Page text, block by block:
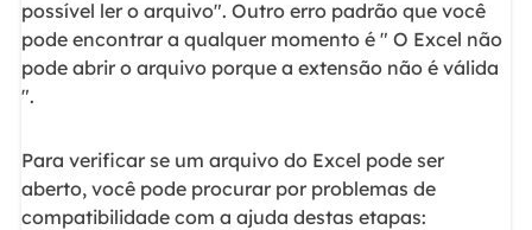
possível ler o arquivo". Outro erro padrão que você
pode encontrar a qualquer momento é " O Excel não
pode abrir o arquivo porque a extensão não é válida
".
Para verificar se um arquivo do Excel pode ser
aberto, você pode procurar por problemas de
compatibilidade com a ajuda destas etapas: